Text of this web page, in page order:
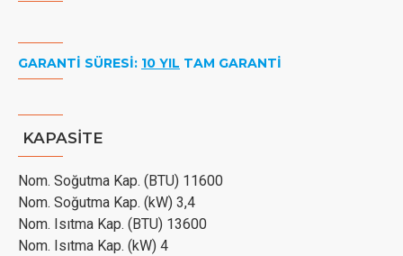
GARANTİ SÜRESİ: 10 YIL TAM GARANTİ
KAPASİTE
Nom. Soğutma Kap. (BTU) 11600
Nom. Soğutma Kap. (kW) 3,4
Nom. Isıtma Kap. (BTU) 13600
Nom. Isıtma Kap. (kW) 4